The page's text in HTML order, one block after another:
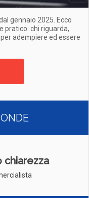
gennaio 2025. Ecco
pratico: chi riguarda,
adempiere ed essere
chiarezza